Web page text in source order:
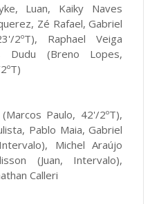
Luan, Kaiky Naves
Zé Rafael, Gabriel
2ºT), Raphael Veiga
Dudu (Breno Lopes,
Paulo, 42'/2ºT),
Pablo Maia, Gabriel
Michel Araújo
(Juan, Intervalo),
Calleri